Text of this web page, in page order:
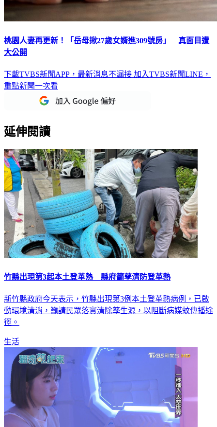
桃園人妻再更新！「岳母揪27歲女婿進309號房」 真面目遭
大公開
下載TVBS新聞APP，最新消息不漏接 加入TVBS新聞LINE，
重點新聞一次看
延伸閱讀
竹縣出現第3起本土登革熱 縣府籲孳清防登革熱
新竹縣政府今天表示，竹縣出現第3例本土登革熱病例，已啟
動環境清消，籲請民眾落實清除孳生源，以阻斷病媒蚊傳播途
徑。
生活